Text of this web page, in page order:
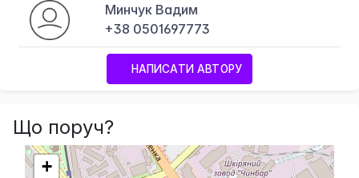
Минчук Вадим
+38 0501697773
НАПИСАТИ АВТОРУ
Що поруч?
+